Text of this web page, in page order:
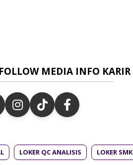
MEDIA INFO KARIR
LOKER QC ANALISIS LOKER SMK